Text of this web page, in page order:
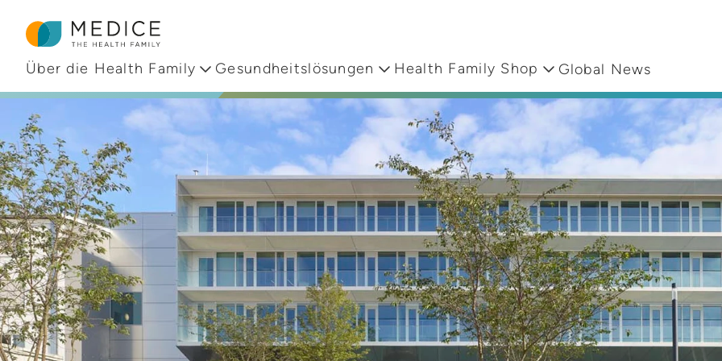
Zur Startseite
Über die Health Family Gesundheitslösungen Health Family Shop Global News